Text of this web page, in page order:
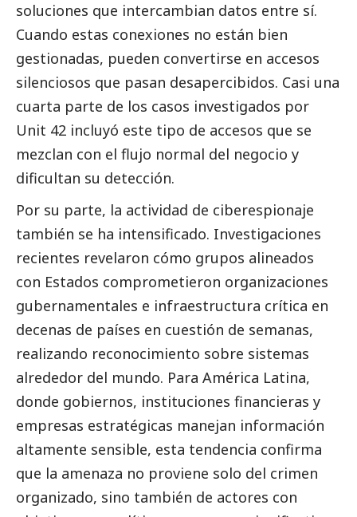
soluciones que intercambian datos entre sí.
Cuando estas conexiones no están bien
gestionadas, pueden convertirse en accesos
silenciosos que pasan desapercibidos. Casi una
cuarta parte de los casos investigados por
Unit 42 incluyó este tipo de accesos que se
mezclan con el flujo normal del negocio y
dificultan su detección.
Por su parte, la actividad de ciberespionaje
también se ha intensificado. Investigaciones
recientes revelaron cómo grupos alineados
con Estados comprometieron organizaciones
gubernamentales e infraestructura crítica en
decenas de países en cuestión de semanas,
realizando reconocimiento sobre sistemas
alrededor del mundo. Para América Latina,
donde gobiernos, instituciones financieras y
empresas estratégicas manejan información
altamente sensible, esta tendencia confirma
que la amenaza no proviene solo del crimen
organizado, sino también de actores con